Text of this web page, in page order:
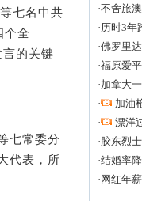
七名中共
个全
的关键
七常委分
代表，所
·不舍旅
·历时3年
·佛罗里
·福原爱
·加拿大
·
加油
·
漂洋
·胶东烈
·结婚率
· 网红年